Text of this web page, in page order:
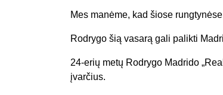
Mes manėme, kad šiose
Rodrygo šią vasarą gali palikti
24-erių metų Rodrygo Madrido
įvarčius.